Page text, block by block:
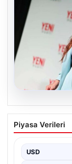
05.08.2026
Manisa’da
Parti İl
Manisa’da
Piyasa Verileri
USD